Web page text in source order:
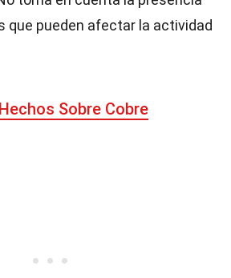
que pueden afectar la actividad
Sobre Cobre